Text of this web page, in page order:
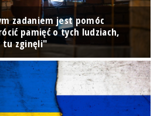
zadaniem jest pomóc
pamięć o tych ludziach,
tu zginęli"